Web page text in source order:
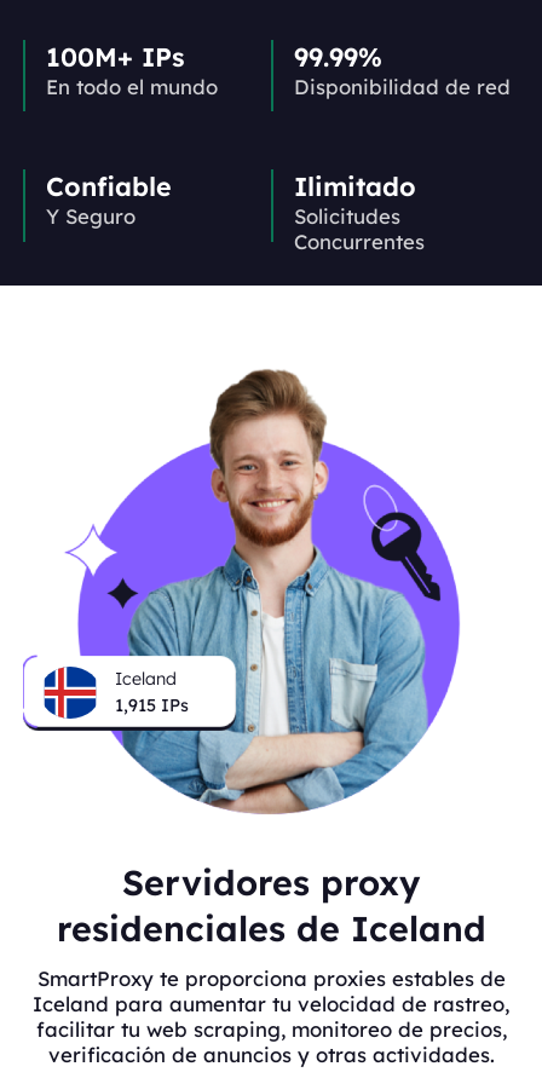
100M+ IPs
En todo el mundo
99.99%
Disponibilidad de red
Confiable
Y Seguro
Ilimitado
Solicitudes
Concurrentes
Iceland
1,915 IPs
Servidores proxy
residenciales de Iceland
SmartProxy te proporciona proxies estables de
Iceland para aumentar tu velocidad de rastreo,
facilitar tu web scraping, monitoreo de precios,
verificación de anuncios y otras actividades.